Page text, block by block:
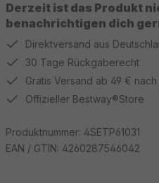
Derzeit ist das Produkt
benachrichtigen dich
Direktversand aus
30 Tage Rückgaberecht
Gratis Versand ab 49 € nach
Offizieller Bestway®Store
Produktnummer: 4SETP61031
EAN / GTIN: 4260287546042